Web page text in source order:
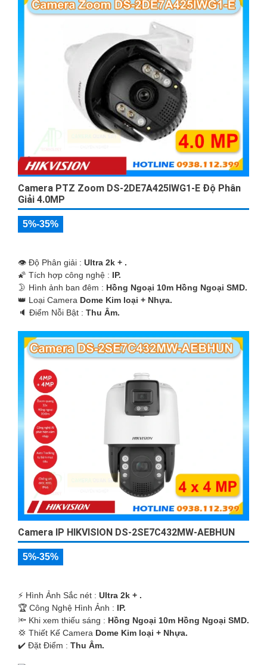
Camera PTZ Zoom DS-2DE7A425IWG1-E Độ Phân
Giải 4.0MP
5%-35%
👁 Độ Phân giải : Ultra 2k + .
🌠 Tích hợp công nghệ : IP.
🌛 Hình ảnh ban đêm : Hồng Ngoại 10m Hồng Ngoại SMD.
👑 Loại Camera Dome Kim loại + Nhựa.
️🔈 Điểm Nỗi Bật : Thu Âm.
Camera IP HIKVISION DS-2SE7C432MW-AEBHUN
5%-35%
️⚡ Hình Ảnh Sắc nét : Ultra 2k + .
🏆 Công Nghệ Hình Ảnh : IP.
🔦 Khi xem thiếu sáng : Hồng Ngoại 10m Hồng Ngoại SMD.
💢 Thiết Kế Camera Dome Kim loại + Nhựa.
️✔️ Đặt Điểm : Thu Âm.